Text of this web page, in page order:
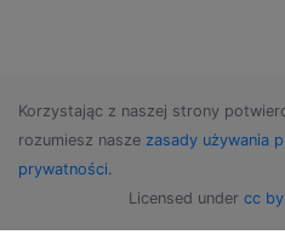
Korzystając z naszej strony
rozumiesz nasze zasady używania
prywatności.
Licensed under cc